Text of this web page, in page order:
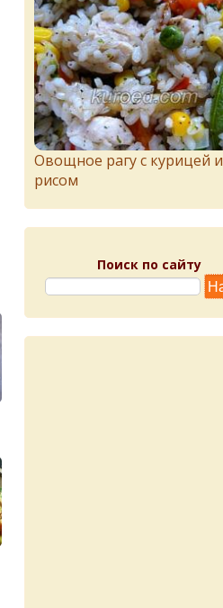
Овощное рагу с курицей и
рисом
Поиск по сайту